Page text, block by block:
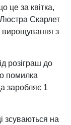
це за квітка,
Скарлет
вирощування з
розіграш до
помилка
заробляє 1
зсуваються на